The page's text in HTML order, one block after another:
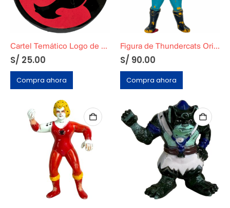
Cartel Temático Logo de Thundercats
S/ 25.00
Compra ahora
Figura de Thundercats Original Telepix
S/ 90.00
Compra ahora